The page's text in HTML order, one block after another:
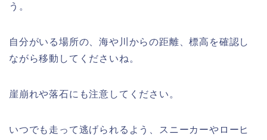
う。
自分がいる場所の、海や川からの距離、標高を確認し
ながら移動してくださいね。
崖崩れや落石にも注意してください。
いつでも走って逃げられるよう、スニーカーやローヒ